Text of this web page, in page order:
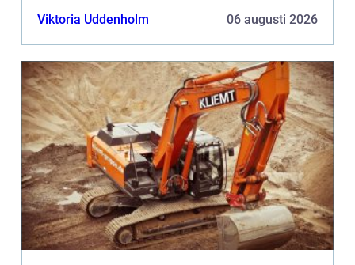
Viktoria Uddenholm 06 augusti 2026